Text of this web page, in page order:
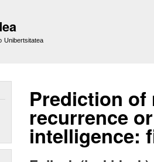
Unibertsitatea
Prediction
recurrence
intelligence: